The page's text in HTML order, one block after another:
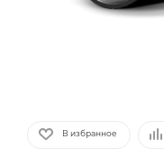
В избранное